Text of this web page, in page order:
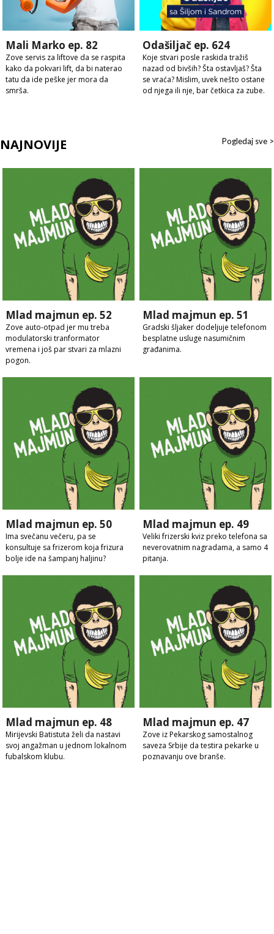
Mali Marko ep. 82
Zove servis za liftove da se raspita
kako da pokvari lift, da bi naterao
tatu da ide peške jer mora da
smrša.
Odašiljač ep. 624
Koje stvari posle raskida tražiš
nazad od bivših? Šta ostavljaš? Šta
se vraća? Mislim, uvek nešto ostane
od njega ili nje, bar četkica za zube.
NAJNOVIJE Pogledaj sve >
Mlad majmun ep. 52
Zove auto-otpad jer mu treba
modulatorski tranformator
vremena i još par stvari za mlazni
pogon.
Mlad majmun ep. 51
Gradski šljaker dodeljuje telefonom
besplatne usluge nasumičnim
građanima.
Mlad majmun ep. 50
Ima svečanu večeru, pa se
konsultuje sa frizerom koja frizura
bolje ide na šampanj haljinu?
Mlad majmun ep. 49
Veliki frizerski kviz preko telefona sa
neverovatnim nagradama, a samo 4
pitanja.
Mlad majmun ep. 48
Mirijevski Batistuta želi da nastavi
svoj angažman u jednom lokalnom
fubalskom klubu.
Mlad majmun ep. 47
Zove iz Pekarskog samostalnog
saveza Srbije da testira pekarke u
poznavanju ove branše.